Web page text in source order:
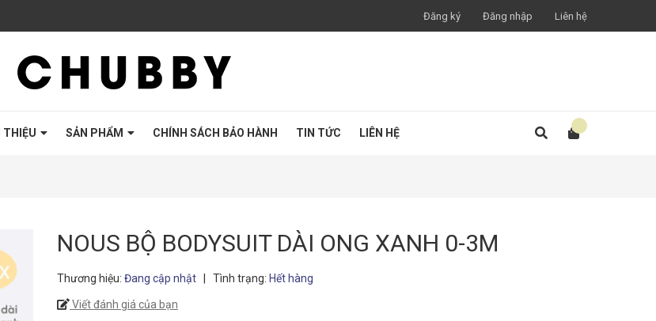
Đăng ký Đăng nhập Liên hệ
THIỆU SẢN PHẨM CHÍNH SÁCH BẢO HÀNH TIN TỨC LIÊN HỆ
NOUS BỘ BODYSUIT DÀI ONG XANH 0-3M
Thương hiệu: Đang cập nhật Tình trạng: Hết hàng
Viết đánh giá của bạn